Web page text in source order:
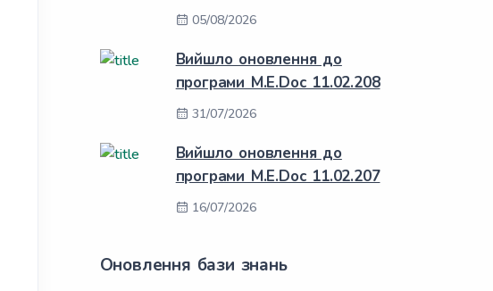
05/08/2026
Вийшло оновлення до
програми M.E.Doc 11.02.208
31/07/2026
Вийшло оновлення до
програми M.E.Doc 11.02.207
16/07/2026
Оновлення бази знань